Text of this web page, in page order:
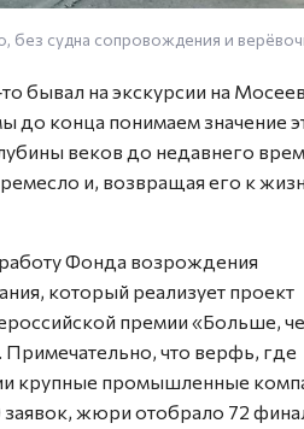
судна сопровождения и
бывал на экскурсии на
до конца понимаем значение
веков до недавнего
и, возвращая его к
Фонда возрождения
который реализует проект
премии «Больше,
что верфь, где
крупные промышленные
жюри отобрало 72